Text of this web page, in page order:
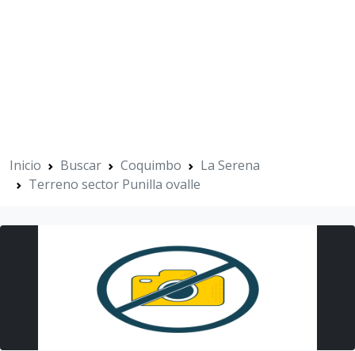
Inicio Buscar Coquimbo
La Serena
Terreno sector Punilla ovalle